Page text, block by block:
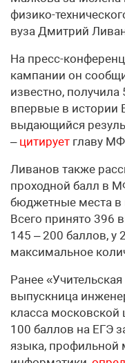
физико-
вуза Дмитрий
На пресс-
кампании он
известно,
впервые в истории
выдающийся
– цитирует главу
Ливанов также
проходной балл в
бюджетные места в
Всего принято 396
145 – 200 баллов, у
максимальное
Ранее
выпускница
класса
100 баллов на ЕГЭ
языка, профильной